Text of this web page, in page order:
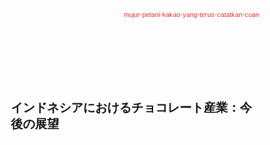
mujur-petani-kakao-yang-terus-catatkan-cuan
インドネシアにおけるチョコレート産業：今
後の展望